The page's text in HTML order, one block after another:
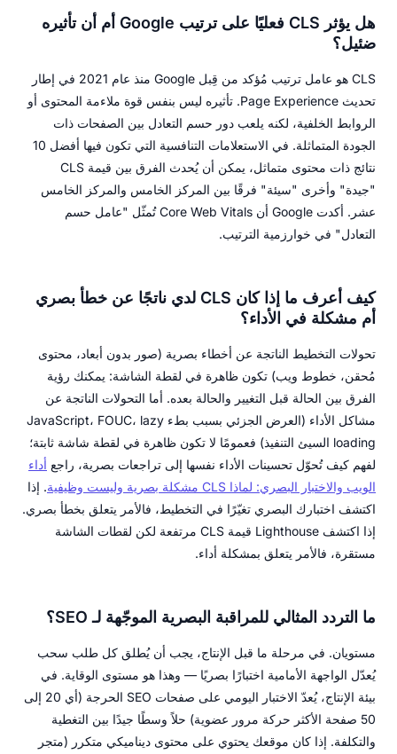
هل يؤثر CLS فعليًا على ترتيب Google أم أن تأثيره
ضئيل؟
CLS هو عامل ترتيب مُؤكد من قِبل Google منذ عام 2021 في إطار
تحديث Page Experience. تأثيره ليس بنفس قوة ملاءمة المحتوى أو
الروابط الخلفية، لكنه يلعب دور حسم التعادل بين الصفحات ذات
الجودة المتماثلة. في الاستعلامات التنافسية التي تكون فيها أفضل 10
نتائج ذات محتوى متماثل، يمكن أن يُحدث الفرق بين قيمة CLS
"جيدة" وأخرى "سيئة" فرقًا بين المركز الخامس والمركز الخامس
عشر. أكدت Google أن Core Web Vitals تُمثّل "عامل حسم
التعادل" في خوارزمية الترتيب.
كيف أعرف ما إذا كان CLS لدي ناتجًا عن خطأ بصري
أم مشكلة في الأداء؟
تحولات التخطيط الناتجة عن أخطاء بصرية (صور بدون أبعاد، محتوى
مُحقن، خطوط ويب) تكون ظاهرة في لقطة الشاشة: يمكنك رؤية
الفرق بين الحالة قبل التغيير والحالة بعده. أما التحولات الناتجة عن
مشاكل الأداء (العرض الجزئي بسبب بطء JavaScript، FOUC، lazy
loading السيئ التنفيذ) فعمومًا لا تكون ظاهرة في لقطة شاشة ثابتة؛
لفهم كيف تُحوّل تحسينات الأداء نفسها إلى تراجعات بصرية، راجع أداء
الويب والاختبار البصري: لماذا CLS مشكلة بصرية وليست وظيفية
. إذا
اكتشف اختبارك البصري تغيّرًا في التخطيط، فالأمر يتعلق بخطأ بصري.
إذا اكتشف Lighthouse قيمة CLS مرتفعة لكن لقطات الشاشة
مستقرة، فالأمر يتعلق بمشكلة أداء.
ما التردد المثالي للمراقبة البصرية الموجّهة لـ SEO؟
مستويان. في مرحلة ما قبل الإنتاج، يجب أن يُطلق كل طلب سحب
يُعدّل الواجهة الأمامية اختبارًا بصريًا — وهذا هو مستوى الوقاية. في
بيئة الإنتاج، يُعدّ الاختبار اليومي على صفحات SEO الحرجة (أي 20 إلى
50 صفحة الأكثر حركة مرور عضوية) حلاً وسطًا جيدًا بين التغطية
والتكلفة. إذا كان موقعك يحتوي على محتوى ديناميكي متكرر (متجر